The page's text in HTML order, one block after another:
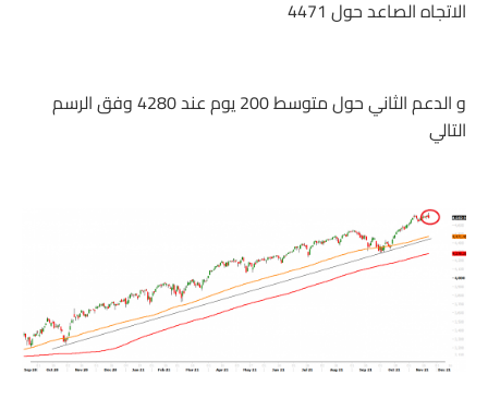
الاتجاه الصاعد حول 4471
و الدعم الثاني حول متوسط 200 يوم عند 4280 وفق الرسم
التالي